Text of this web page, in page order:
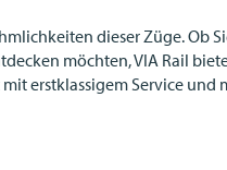
dieser Züge. Ob
möchten,VIA Rail
erstklassigem Service und